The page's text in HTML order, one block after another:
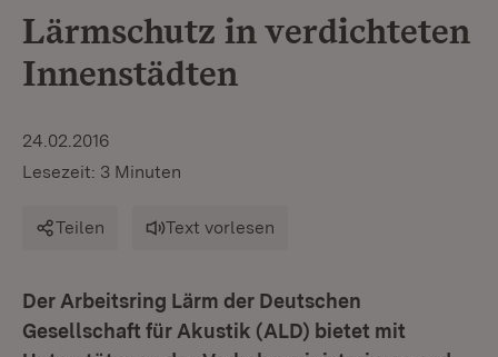
Lärmschutz in verdichteten
Innenstädten
24.02.2016
Lesezeit: 3 Minuten
Teilen Text vorlesen
Der Arbeitsring Lärm der Deutschen
Gesellschaft für Akustik (ALD) bietet mit